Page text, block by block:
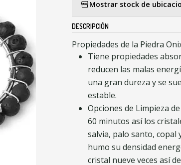
Mostrar stock de
DESCRIPCIÓN
Propiedades de la Piedra
Tiene propiedades
reducen las malas
una gran dureza y se
estable.
Opciones de Limpieza
60 minutos así los
salvia, palo santo, copal
humo su densidad
cristal nueve veces así